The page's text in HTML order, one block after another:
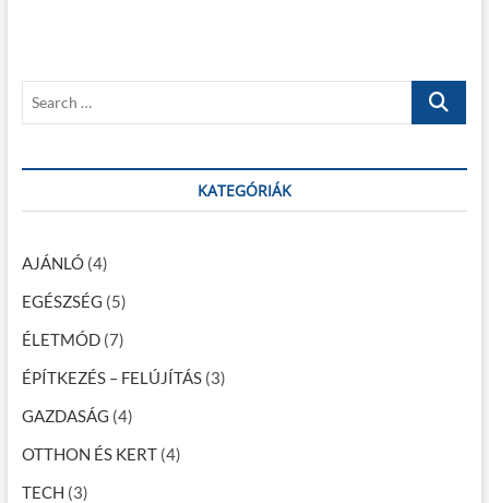
z
é
s
n
v
i
g
á
c
i
ó
s
:
:
r
h
KATEGÓRIÁK
AJÁNLÓ(4)
EGÉSZSÉG (5)
ÉLETMÓD(7)
ÉPÍTKEZÉS – FELÚJÍTÁS(3)
GAZDASÁG (4)
OTTHON ÉS KERT(4)
TECH (3)